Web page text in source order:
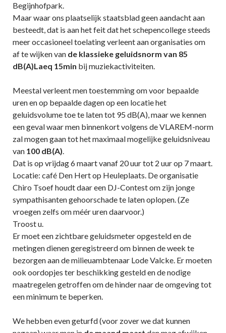
Begijnhofpark.
Maar waar ons plaatselijk staatsblad geen aandacht aan
besteedt, dat is aan het feit dat het schepencollege steeds
meer occasioneel toelating verleent aan organisaties om
af te wijken van de klassieke geluidsnorm van 85
dB(A)Laeq 15min bij muziekactiviteiten.
Meestal verleent men toestemming om voor bepaalde
uren en op bepaalde dagen op een locatie het
geluidsvolume toe te laten tot 95 dB(A), maar we kennen
een geval waar men binnenkort volgens de VLAREM-norm
zal mogen gaan tot het maximaal mogelijke geluidsniveau
van 100 dB(A).
Dat is op vrijdag 6 maart vanaf 20 uur tot 2 uur op 7 maart.
Locatie: café Den Hert op Heuleplaats. De organisatie
Chiro Tsoef houdt daar een DJ-Contest om zijn jonge
sympathisanten gehoorschade te laten oplopen. (Ze
vroegen zelfs om méér uren daarvoor.)
Troost u.
Er moet een zichtbare geluidsmeter opgesteld en de
metingen dienen geregistreerd om binnen de week te
bezorgen aan de milieuambtenaar Lode Valcke. Er moeten
ook oordopjes ter beschikking gesteld en de nodige
maatregelen getroffen om de hinder naar de omgeving tot
een minimum te beperken.
We hebben even geturfd (voor zover we dat kunnen